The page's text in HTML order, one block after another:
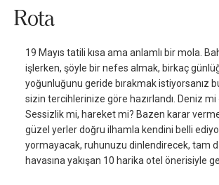
Rota
19 Mayıs tatili kısa ama anlamlı bir mola.
işlerken, şöyle bir nefes almak, birkaç
yoğunluğunu geride bırakmak istiyorsanız
sizin tercihlerinize göre hazırlandı. Deniz mi
Sessizlik mi, hareket mi? Bazen karar
güzel yerler doğru ilhamla kendini belli
yormayacak, ruhunuzu dinlendirecek, tam
havasına yakışan 10 harika otel önerisiyle